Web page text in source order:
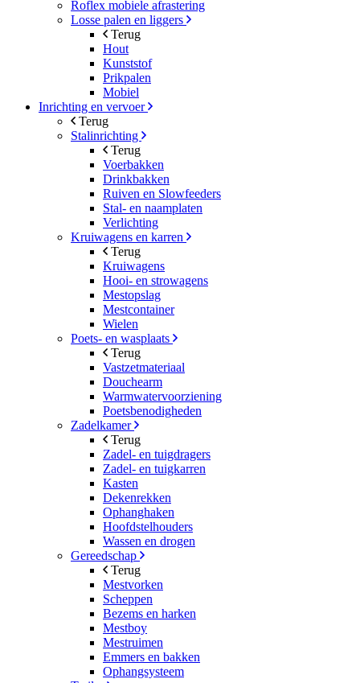
Roflex mobiele afrastering
Losse palen en liggers
Terug
Hout
Kunststof
Prikpalen
Mobiel
Inrichting en vervoer
Terug
Stalinrichting
Terug
Voerbakken
Drinkbakken
Ruiven en Slowfeeders
Stal- en naamplaten
Verlichting
Kruiwagens en karren
Terug
Kruiwagens
Hooi- en strowagens
Mestopslag
Mestcontainer
Wielen
Poets- en wasplaats
Terug
Vastzetmateriaal
Douchearm
Warmwatervoorziening
Poetsbenodigheden
Zadelkamer
Terug
Zadel- en tuigdragers
Zadel- en tuigkarren
Kasten
Dekenrekken
Ophanghaken
Hoofdstelhouders
Wassen en drogen
Gereedschap
Terug
Mestvorken
Scheppen
Bezems en harken
Mestboy
Mestruimen
Emmers en bakken
Ophangsysteem